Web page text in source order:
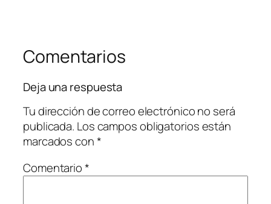
Comentarios
Deja una respuesta
Tu dirección de correo electrónico no será
publicada. Los campos obligatorios están
marcados con*
Comentario*